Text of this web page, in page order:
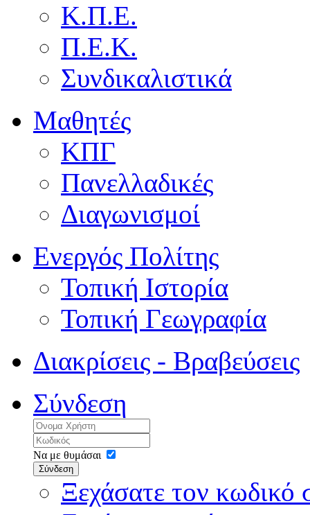
Κ.Π.Ε.
Π.Ε.Κ.
Συνδικαλιστικά
Μαθητές
ΚΠΓ
Πανελλαδικές
Διαγωνισμοί
Ενεργός Πολίτης
Τοπική Ιστορία
Τοπική Γεωγραφία
Διακρίσεις - Βραβεύσεις
Σύνδεση
Να με θυμάσαι
Σύνδεση
Ξεχάσατε τον κωδικό